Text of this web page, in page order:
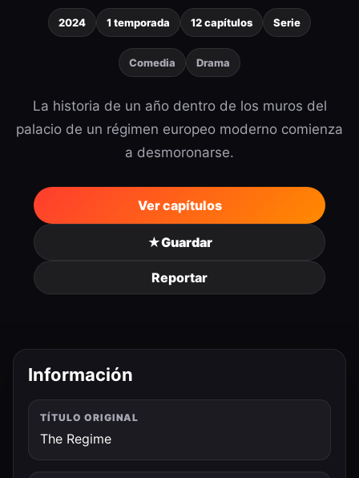
2024 1 temporada 12 capítulos Serie
Comedia Drama
La historia de un año dentro de los muros del
palacio de un régimen europeo moderno comienza
a desmoronarse.
Ver capítulos
★Guardar
Reportar
Información
TÍTULO ORIGINAL
The Regime